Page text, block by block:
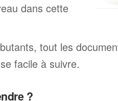
dans cette
tout les
facile à suivre.
?